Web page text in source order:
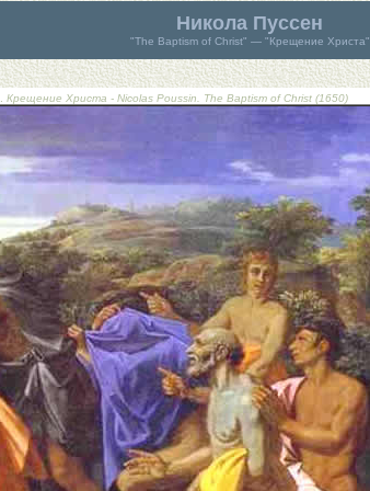
Никола Пуссен
"The Baptism of Christ" — "Крещение Христа"
Крещение Христа - Nicolas Poussin. The Baptism of Christ (1650)